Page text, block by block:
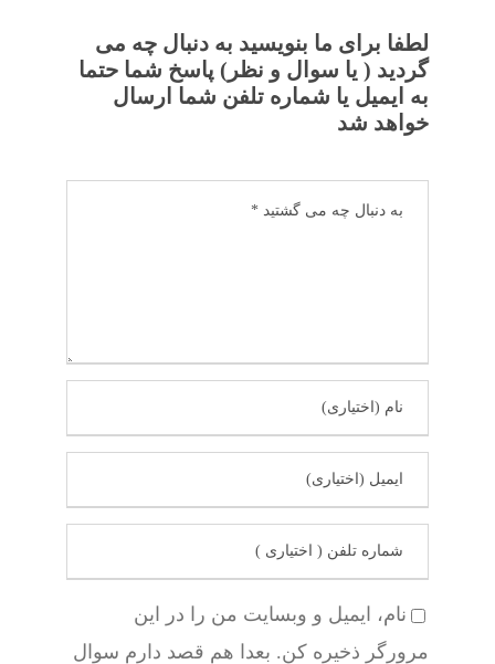
لطفا برای ما بنویسید به دنبال چه می
گردید ( یا سوال و نظر) پاسخ شما حتما
به ایمیل یا شماره تلفن شما ارسال
خواهد شد
نام، ایمیل و وبسایت من را در این
مرورگر ذخیره کن. بعدا هم قصد دارم سوال